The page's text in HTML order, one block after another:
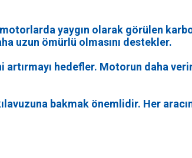
yaygın olarak görülen
uzun ömürlü olmasını destekler.
hedefler. Motorun daha
bakmak önemlidir. Her